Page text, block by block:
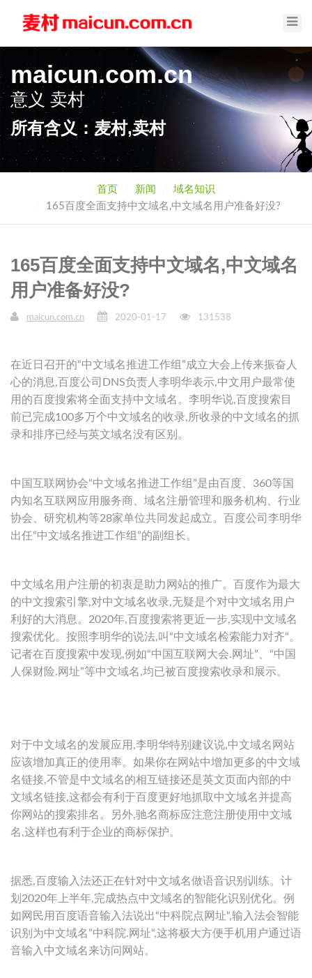
maicun.com.cn
意义卖村
所有含义：麦村,卖村
首页 新闻
域名知识
165百度全面支持中文域名,中文域名用户准备好没?
165百度全面支持中文域名,中文域名
用户准备好没?
maicun.com.cn 2020-01-17 131538
在近日召开的“中文域名推进工作组”成立大会上传来振奋人
心的消息,百度公司DNS负责人李明华表示,中文用户最常使
用的百度搜索将全面支持中文域名。李明华说,百度搜索目
前已完成100多万个中文域名的收录,所收录的中文域名的抓
录和排序已经与英文域名没有区别。
中国互联网协会“中文域名推进工作组”是由百度、360等国
内知名互联网应用服务商、域名注册管理和服务机构、行业
协会、研究机构等28家单位共同发起成立。百度公司李明华
出任“中文域名推进工作组”的副组长。
中文域名用户注册的初衷是助力网站的推广。百度作为最大
的中文搜索引擎,对中文域名收录,无疑是个对中文域名用户
利好的大消息。2020年,百度搜索将更近一步,实现中文域名
搜索优化。按照李明华的说法,叫“中文域名检索能力对齐“。
记者在百度搜索中发现,例如“中国互联网大会.网址”、“中国
人保财险.网址”等中文域名,均已被百度搜索收录和展示。
对于中文域名的发展应用,李明华特别建议说,中文域名网站
应该增加真正的使用率。如果你在网站中增加更多的中文域
名链接,不管是中文域名的相互链接还是英文页面内部的中
文域名链接,这都会有利于百度更好地抓取中文域名并提高
你网站的搜索排名。另外,驰名商标应注意注册使用中文域
名,这样也有利于企业的商标保护。
据悉,百度输入法还正在针对中文域名做语音识别训练。计
划2020年上半年,完成热点中文域名的智能化识别优化。例
如网民用百度语音输入法说出“中科院点网址“,输入法会智能
识别为中文域名”中科院.网址“,这将极大方便手机用户通过语
音输入中文域名来访问网站。